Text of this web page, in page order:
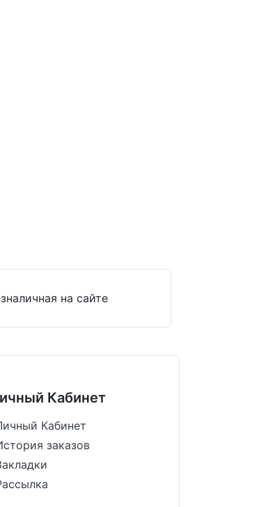
на сайте
Кабинет
Кабинет
заказов